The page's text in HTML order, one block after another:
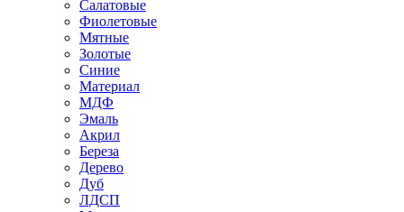
Салатовые
Фиолетовые
Мятные
Золотые
Синие
Материал
МДФ
Эмаль
Акрил
Береза
Дерево
Дуб
ЛДСП